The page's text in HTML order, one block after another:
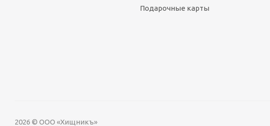
Подарочные карты
2026 © ООО «Хищникъ»